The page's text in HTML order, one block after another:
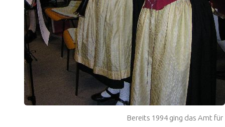
Bereits 1994 ging das Amt